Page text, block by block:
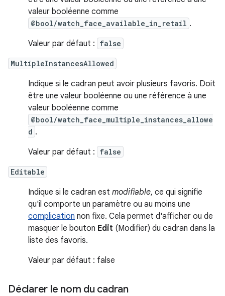
valeur booléenne comme
@bool/watch_face_available_in_retail .
Valeur par défaut : false
MultipleInstancesAllowed
Indique si le cadran peut avoir plusieurs favoris. Doit
être une valeur booléenne ou une référence à une
valeur booléenne comme
@bool/watch_face_multiple_instances_allowe
d .
Valeur par défaut : false
Editable
Indique si le cadran est modifiable, ce qui signifie
qu'il comporte un paramètre ou au moins une
complication non fixe. Cela permet d'afficher ou de
masquer le bouton Edit (Modifier) du cadran dans la
liste des favoris.
Valeur par défaut : false
Déclarer le nom du cadran